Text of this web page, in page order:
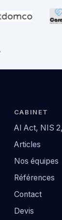
CABINET
AI Act, NIS
Articles
Nos équipes
Références
Contact
Devis